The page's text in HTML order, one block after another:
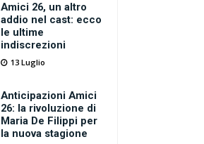
Amici 26, un altro
addio nel cast: ecco
le ultime
indiscrezioni
13 Luglio
Anticipazioni Amici
26: la rivoluzione di
Maria De Filippi per
la nuova stagione